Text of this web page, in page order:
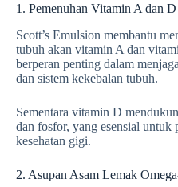
1. Pemenuhan Vitamin A dan D
Scott’s Emulsion membantu
tubuh akan vitamin A dan
berperan penting dalam
dan sistem kekebalan tubuh.
Sementara vitamin D
dan fosfor, yang esensial untuk
kesehatan gigi.
2. Asupan Asam Lemak